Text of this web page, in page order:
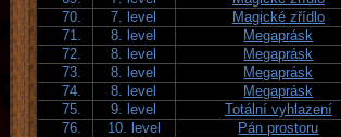
70.
7. level Magické zřídlo
71.
8. level Megaprásk
72.
8. level Megaprásk
73.
8. level Megaprásk
74.
8. level Megaprásk
75.
9. level Totální vyhlazení
76.
10. level Pán prostoru